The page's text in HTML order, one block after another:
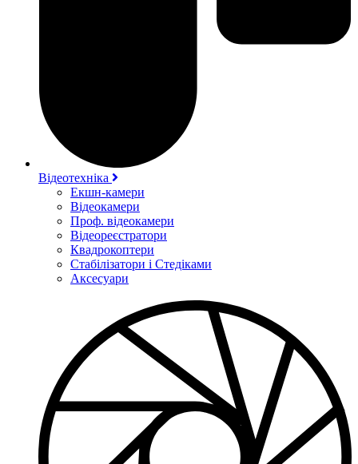
Відеотехніка
Екшн-камери
Відеокамери
Проф. відеокамери
Відеореєстратори
Квадрокоптери
Стабілізатори і Стедіками
Аксесуари